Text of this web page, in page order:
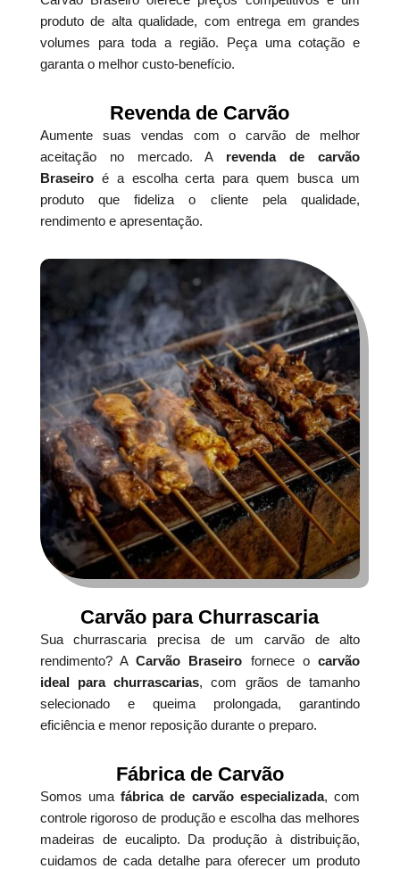
produto de alta qualidade, com entrega em grandes
volumes para toda a região. Peça uma cotação e
garanta o melhor custo-benefício.
Revenda de Carvão
Aumente suas vendas com o carvão de melhor
aceitação no mercado. A revenda de carvão
Braseiroé a escolha certa para quem busca um
produto que fideliza o cliente pela qualidade,
rendimento e apresentação.
Carvão para Churrascaria
Sua churrascaria precisa de um carvão de alto
rendimento? ACarvão Braseiro fornece ocarvão
ideal para churrascarias, com grãos de tamanho
selecionado e queima prolongada, garantindo
eficiência e menor reposição durante o preparo.
Fábrica de Carvão
Somos umafábrica de carvão especializada, com
controle rigoroso de produção e escolha das melhores
madeiras de eucalipto. Da produção à distribuição,
cuidamos de cada detalhe para oferecer um produto